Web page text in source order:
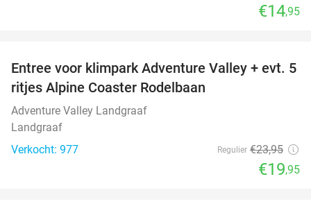
€14,95
17%
Entree voor klimpark Adventure Valley + evt. 5
ritjes Alpine Coaster Rodelbaan
Adventure Valley Landgraaf
Landgraaf
Verkocht: 977
Regulier €23,95
€19,95